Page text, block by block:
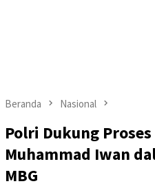
Beranda Nasional
Polri Dukung
Muhammad Iwan
MBG